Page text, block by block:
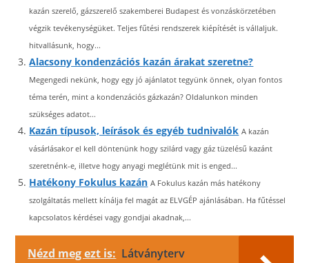
kazán szerelő, gázszerelő szakemberei Budapest és vonzáskörzetében
végzik tevékenységüket. Teljes fűtési rendszerek kiépítését is vállaljuk.
hitvallásunk, hogy...
Alacsony kondenzációs kazán árakat szeretne?
Megengedi nekünk, hogy egy jó ajánlatot tegyünk önnek, olyan fontos
téma terén, mint a kondenzációs gázkazán? Oldalunkon minden
szükséges adatot...
Kazán típusok, leírások és egyéb tudnivalók A kazán
vásárlásakor el kell döntenünk hogy szilárd vagy gáz tüzelésű kazánt
szeretnénk-e, illetve hogy anyagi meglétünk mit is enged...
Hatékony Fokulus kazán A Fokulus kazán más hatékony
szolgáltatás mellett kínálja fel magát az ELVGÉP ajánlásában. Ha fűtéssel
kapcsolatos kérdései vagy gondjai akadnak,...
Nézd meg ezt is: Látványterv